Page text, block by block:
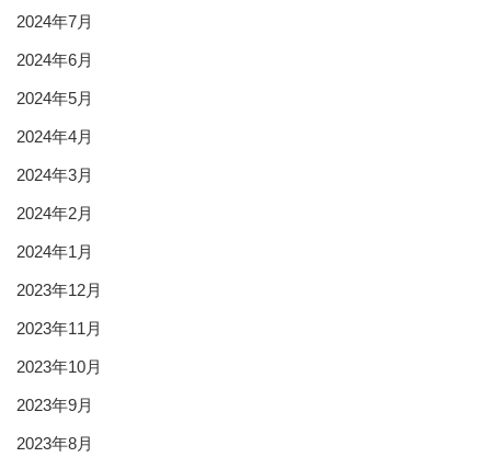
2024年7月
2024年6月
2024年5月
2024年4月
2024年3月
2024年2月
2024年1月
2023年12月
2023年11月
2023年10月
2023年9月
2023年8月